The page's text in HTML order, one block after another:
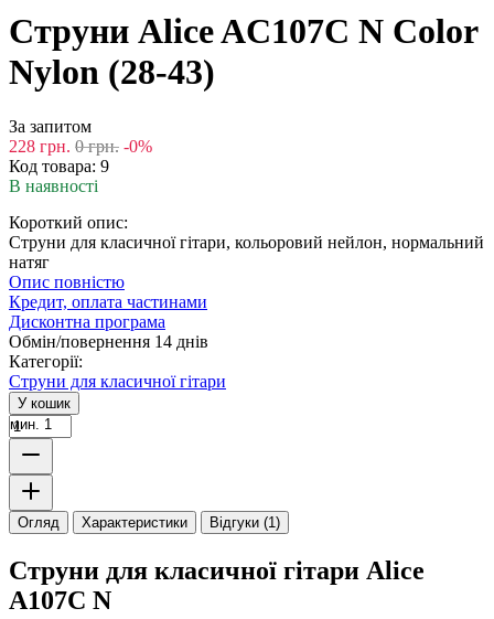
Струни Alice AC107C N Color
Nylon (28-43)
За запитом
228 грн. 0 грн. -0%
Код товара: 9
В наявності
Короткий опис:
Струни для класичної гітари, кольоровий нейлон, нормальний
натяг
Опис повністю
Кредит, оплата частинами
Дисконтна програма
Обмін/повернення 14 днів
Категорії:
Струни для класичної гітари
У кошик
мин. 1
Огляд Характеристики Відгуки (1)
Струни для класичної гітари Alice
A107C N